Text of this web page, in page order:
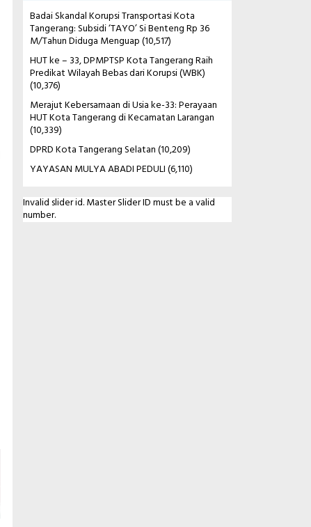
Badai Skandal Korupsi Transportasi Kota
Tangerang: Subsidi ‘TAYO’ Si Benteng Rp 36
M/Tahun Diduga Menguap(10,517)
HUT ke – 33, DPMPTSP Kota Tangerang Raih
Predikat Wilayah Bebas dari Korupsi (WBK)
(10,376)
Merajut Kebersamaan di Usia ke-33: Perayaan
HUT Kota Tangerang di Kecamatan Larangan
(10,339)
DPRD Kota Tangerang Selatan(10,209)
YAYASAN MULYA ABADI PEDULI(6,110)
Invalid slider id. Master Slider ID must be a valid
number.